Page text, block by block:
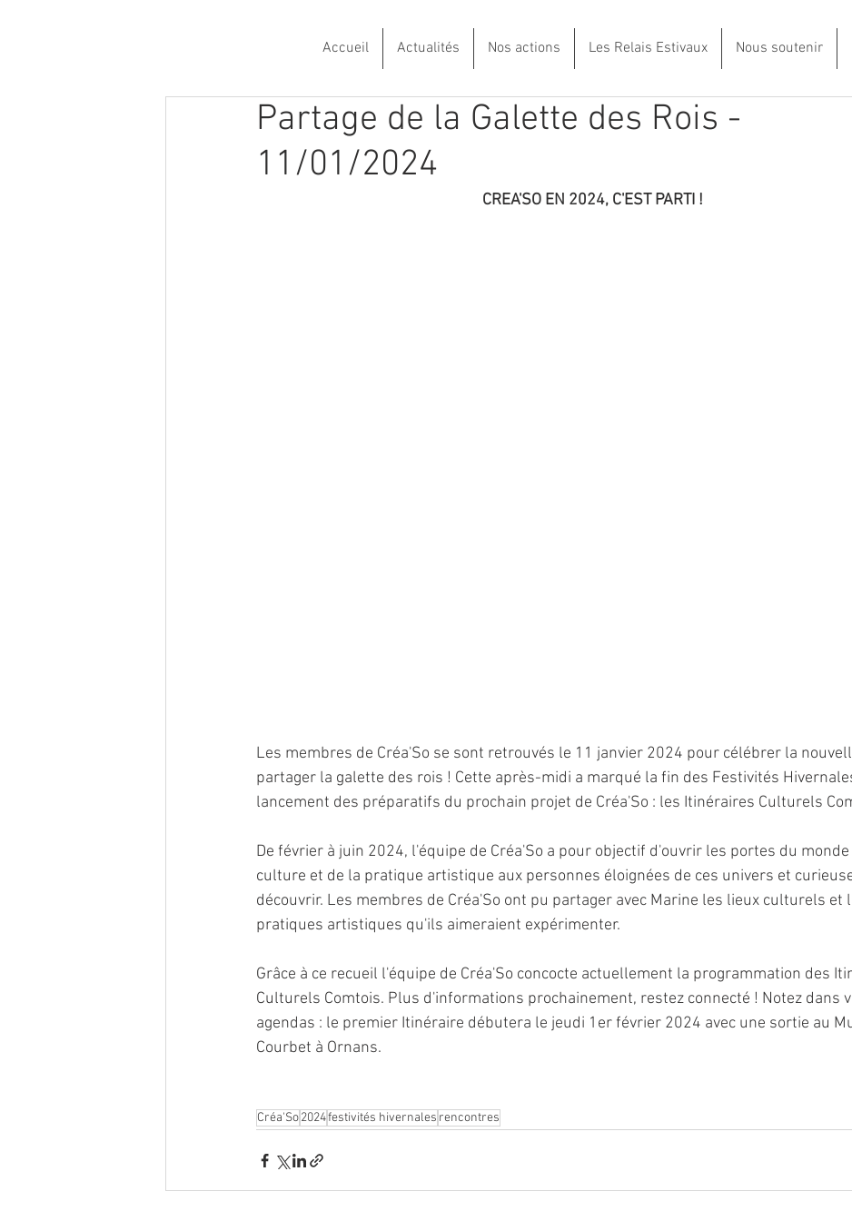
Accueil Actualités Nos actions Les Relais Estivaux Nous soutenir
Partage de la Galette des Rois -
11/01/2024
CREA'SO EN 2024, C'EST PARTI !
Les membres de Créa'So se sont retrouvés le 11 janvier 2024 pour célébrer la
partager la galette des rois ! Cette après-midi a marqué la fin des Festivités
lancement des préparatifs du prochain projet de Créa'So : les Itinéraires Culturels
De février à juin 2024, l'équipe de Créa'So a pour objectif d'ouvrir les portes du monde
culture et de la pratique artistique aux personnes éloignées de ces univers et
découvrir. Les membres de Créa'So ont pu partager avec Marine les lieux culturels et
pratiques artistiques qu'ils aimeraient expérimenter.
Grâce à ce recueil l'équipe de Créa'So concocte actuellement la programmation des
Culturels Comtois. Plus d'informations prochainement, restez connecté ! Notez dans
agendas : le premier Itinéraire débutera le jeudi 1er février 2024 avec une sortie au
Courbet à Ornans.
Créa'So2024festivités hivernales rencontres